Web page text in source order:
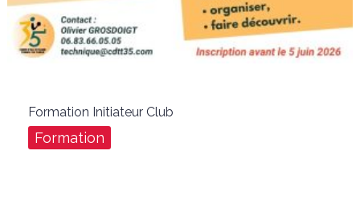
Formation Initiateur Club
Formation